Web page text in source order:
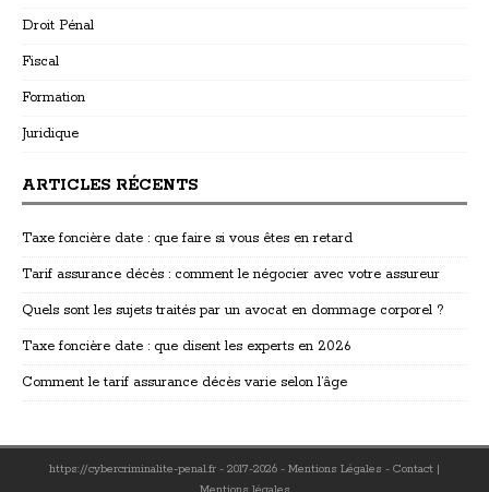
Droit Pénal
Fiscal
Formation
Juridique
ARTICLES RÉCENTS
Taxe foncière date : que faire si vous êtes en retard
Tarif assurance décès : comment le négocier avec votre assureur
Quels sont les sujets traités par un avocat en dommage corporel ?
Taxe foncière date : que disent les experts en 2026
Comment le tarif assurance décès varie selon l’âge
https://cybercriminalite-penal.fr - 2017-2026 - Mentions Légales - Contact |